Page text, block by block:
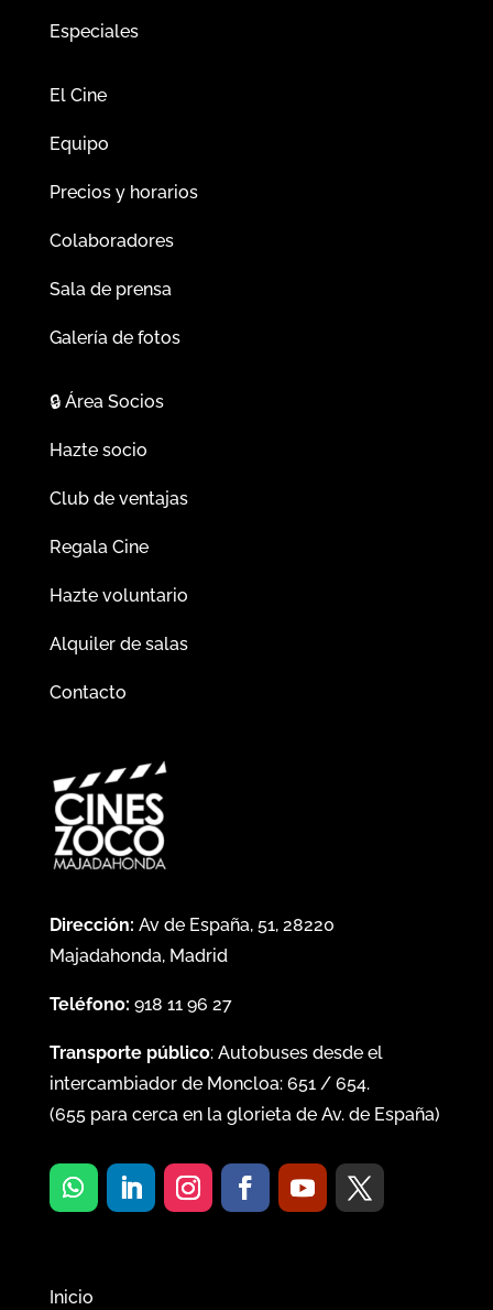
Especiales
El Cine
Equipo
Precios y horarios
Colaboradores
Sala de prensa
Galería de fotos
🔒Área Socios
Hazte socio
Club de ventajas
Regala Cine
Hazte voluntario
Alquiler de salas
Contacto
Dirección: Av de España, 51, 28220
Majadahonda, Madrid
Teléfono: 918 11 96 27
Transporte público: Autobuses desde el
intercambiador de Moncloa: 651/ 654.
(655para cerca en la glorieta de Av. de España)
Inicio